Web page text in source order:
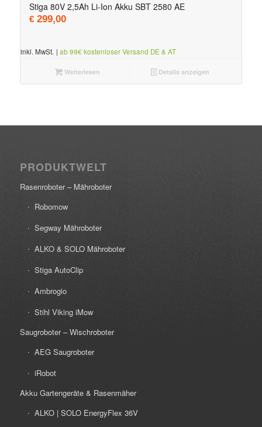
Stiga 80V 2,5Ah Li-Ion Akku SBT 2580 AE
€299,00
inkl. MwSt. | ab 99€ kostenloser Versand DE & AT
Weiterlesen Details anzeigen
PRODUKTWELT
Rasenroboter – Mähroboter
Robomow
Segway Mähroboter
ALKO & SOLO Mähroboter
Stiga AutoClip
Ambrogio
Stihl Viking iMow
Saugroboter – Wischroboter
AEG Saugroboter
iRobot
Akku Gartengeräte & Rasenmäher
ALKO | SOLO EnergyFlex 36V